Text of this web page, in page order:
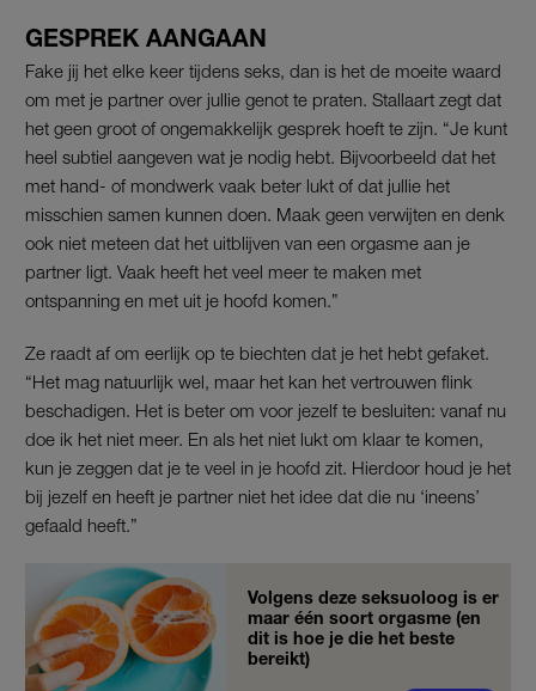
GESPREK AANGAAN
Fake jij het elke keer tijdens seks, dan is het de moeite waard
om met je partner over jullie genot te praten. Stallaart zegt dat
het geen groot of ongemakkelijk gesprek hoeft te zijn. “Je kunt
heel subtiel aangeven wat je nodig hebt. Bijvoorbeeld dat het
met hand- of mondwerk vaak beter lukt of dat jullie het
misschien samen kunnen doen. Maak geen verwijten en denk
ook niet meteen dat het uitblijven van een orgasme aan je
partner ligt. Vaak heeft het veel meer te maken met
ontspanning en met uit je hoofd komen.”
Ze raadt af om eerlijk op te biechten dat je het hebt gefaket.
“Het mag natuurlijk wel, maar het kan het vertrouwen flink
beschadigen. Het is beter om voor jezelf te besluiten: vanaf nu
doe ik het niet meer. En als het niet lukt om klaar te komen,
kun je zeggen dat je te veel in je hoofd zit. Hierdoor houd je het
bij jezelf en heeft je partner niet het idee dat die nu ‘ineens’
gefaald heeft.”
Volgens deze seksuoloog is er
maar één soort orgasme (en
dit is hoe je die het beste
bereikt)